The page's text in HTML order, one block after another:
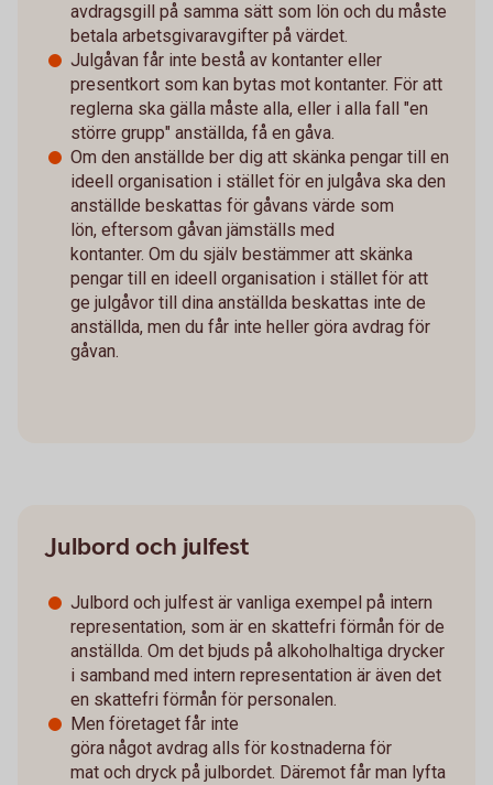
avdragsgill på samma sätt som lön och du måste
betala arbetsgivaravgifter på värdet.
Julgåvan får inte bestå av kontanter eller
presentkort som kan bytas mot kontanter. För att
reglerna ska gälla måste alla, eller i alla fall "en
större grupp" anställda, få en gåva.
Om den anställde ber dig att skänka pengar till en
ideell organisation i stället för en julgåva ska den
anställde beskattas för gåvans värde som
lön, eftersom gåvan jämställs med
kontanter. Om du själv bestämmer att skänka
pengar till en ideell organisation i stället för att
ge julgåvor till dina anställda beskattas inte de
anställda, men du får inte heller göra avdrag för
gåvan.
Julbord och julfest
Julbord och julfest är vanliga exempel på intern
representation, som är en skattefri förmån för de
anställda. Om det bjuds på alkoholhaltiga drycker
i samband med intern representation är även det
en skattefri förmån för personalen.
Men företaget får inte
göra något avdrag alls för kostnaderna för
mat och dryck på julbordet. Däremot får man lyfta